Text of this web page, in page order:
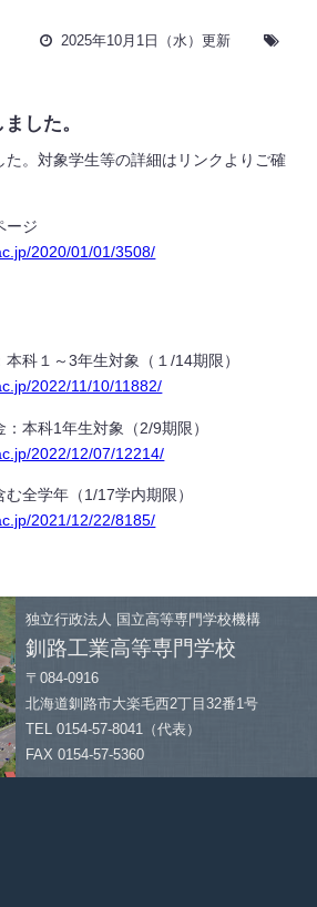
2025年10月1日（水）更新
した。
た。対象学生等の詳細はリンクよりご確
ージ
2020/01/01/3508/
科１～3年生対象（１/14期限）
2022/11/10/11882/
本科1年生対象（2/9期限）
2022/12/07/12214/
全学年（1/17学内期限）
2021/12/22/8185/
独立行政法人 国立高等専門学校機構
釧路工業高等専門学校
〒084-0916
北海道釧路市大楽毛西2丁目32番1号
TEL 0154-57-8041（代表）
FAX 0154-57-5360